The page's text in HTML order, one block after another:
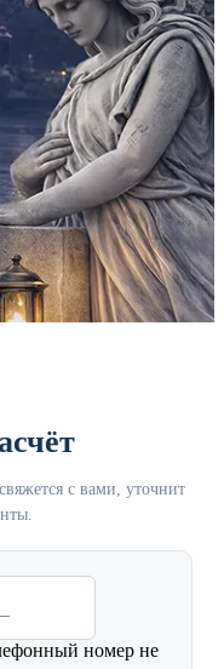
с вами, уточнит
номер не